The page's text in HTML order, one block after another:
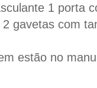
1 porta
gavetas com
estão no